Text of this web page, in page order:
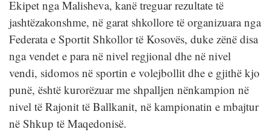
Ekipet nga Malisheva, kanë treguar rezultate të
jashtëzakonshme, në garat shkollore të organizuara nga
Federata e Sportit Shkollor të Kosovës, duke zënë disa
nga vendet e para në nivel regjional dhe në nivel
vendi, sidomos në sportin e volejbollit dhe e gjithë kjo
punë, është kurorëzuar me shpalljen nënkampion në
nivel të Rajonit të Ballkanit, në kampionatin e mbajtur
në Shkup të Maqedonisë.